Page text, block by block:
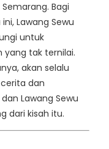
Bagi
Lawang Sewu
untuk
yang tak ternilai.
akan selalu
dan
Lawang Sewu
dari kisah itu.